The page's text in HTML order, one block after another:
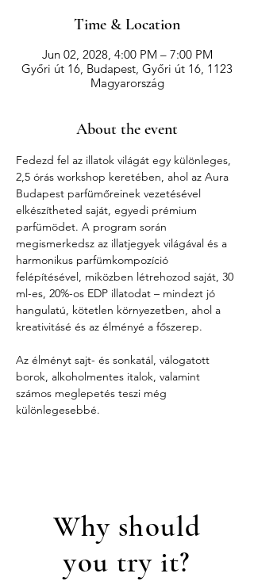
Time & Location
Jun 02, 2028, 4:00 PM – 7:00 PM
Győri út 16, Budapest, Győri út 16, 1123
Magyarország
About the event
Fedezd fel az illatok világát egy különleges,
2,5 órás workshop keretében, ahol az Aura
Budapest parfümőreinek vezetésével
elkészítheted saját, egyedi prémium
parfümödet. A program során
megismerkedsz az illatjegyek világával és a
harmonikus parfümkompozíció
felépítésével, miközben létrehozod saját, 30
ml-es, 20%-os EDP illatodat – mindezt jó
hangulatú, kötetlen környezetben, ahol a
kreativitásé és az élményé a főszerep.
Az élményt sajt- és sonkatál, válogatott
borok, alkoholmentes italok, valamint
számos meglepetés teszi még
különlegesebbé.
Why should
you try it?